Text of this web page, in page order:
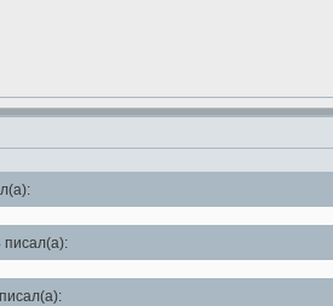
писал(а):
писал(а):